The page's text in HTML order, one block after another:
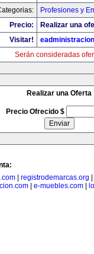
Profesiones y
Precio:
Realizar una
Visitar!
Serán consideradas
Realizar una Oferta
Precio Ofrecido $
registrodemarcas.org
e-muebles.com